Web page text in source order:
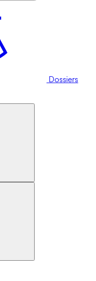
Dossiers